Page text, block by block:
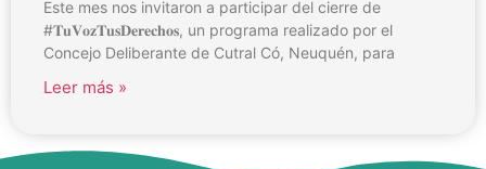
Este mes nos invitaron a participar del cierre de
#𝐓𝐮𝐕𝐨𝐳𝐓𝐮𝐬𝐃𝐞𝐫𝐞𝐜𝐡𝐨𝐬, un programa realizado por el
Concejo Deliberante de Cutral Có, Neuquén, para
Leer más »